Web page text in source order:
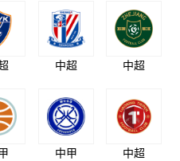
中超 中超
中甲 中超